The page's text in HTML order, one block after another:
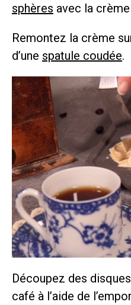
sphères avec la
Remontez la crème
d’une spatule coudée.
Découpez des
café à l’aide de